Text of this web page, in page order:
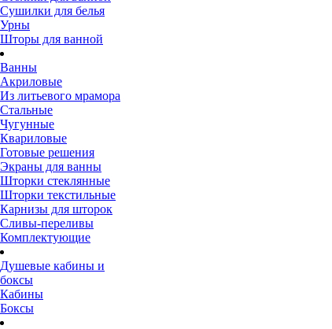
Сушилки для белья
Урны
Шторы для ванной
Ванны
Акриловые
Из литьевого мрамора
Стальные
Чугунные
Квариловые
Готовые решения
Экраны для ванны
Шторки стеклянные
Шторки текстильные
Карнизы для шторок
Сливы-переливы
Комплектующие
Душевые кабины и
боксы
Кабины
Боксы